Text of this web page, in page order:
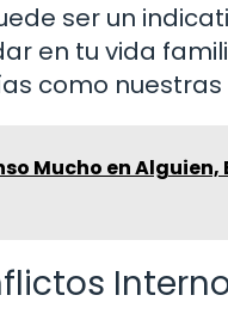
ser un
en tu vida
como
Mucho en